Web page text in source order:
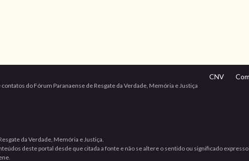
contatos do Fórum Paranaense de Resgate da Verdade, Memória e Justiça
CNV
da Verdade, Memória e Justiça.
deste portal desde que citada a fonte e não se altere o sentido ou significado
.